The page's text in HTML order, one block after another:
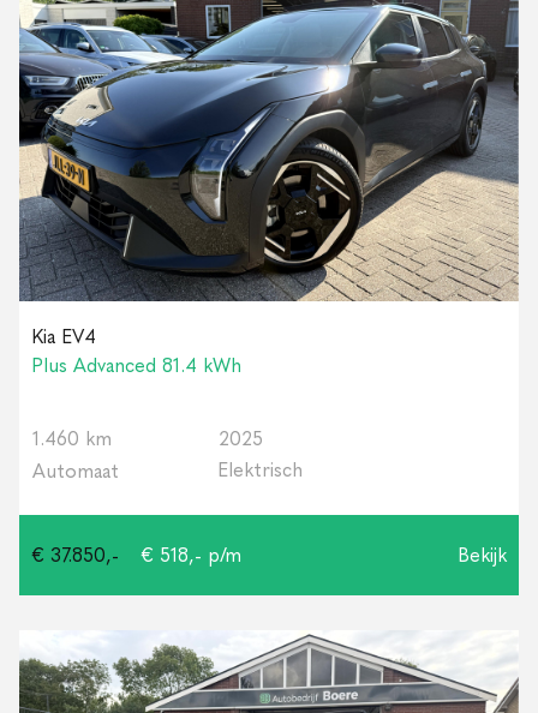
Kia EV4
Plus Advanced 81.4 kWh
1.460 km
2025
Automaat
Elektrisch
€ 37.850,- € 518,- p/m Bekijk